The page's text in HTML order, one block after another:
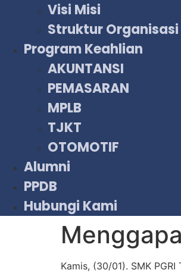
Visi Misi
Struktur Organisasi
Program Keahlian
AKUNTANSI
PEMASARAN
MPLB
TJKT
OTOMOTIF
Alumni
PPDB
Hubungi Kami
Kamis, (30/01). SMK